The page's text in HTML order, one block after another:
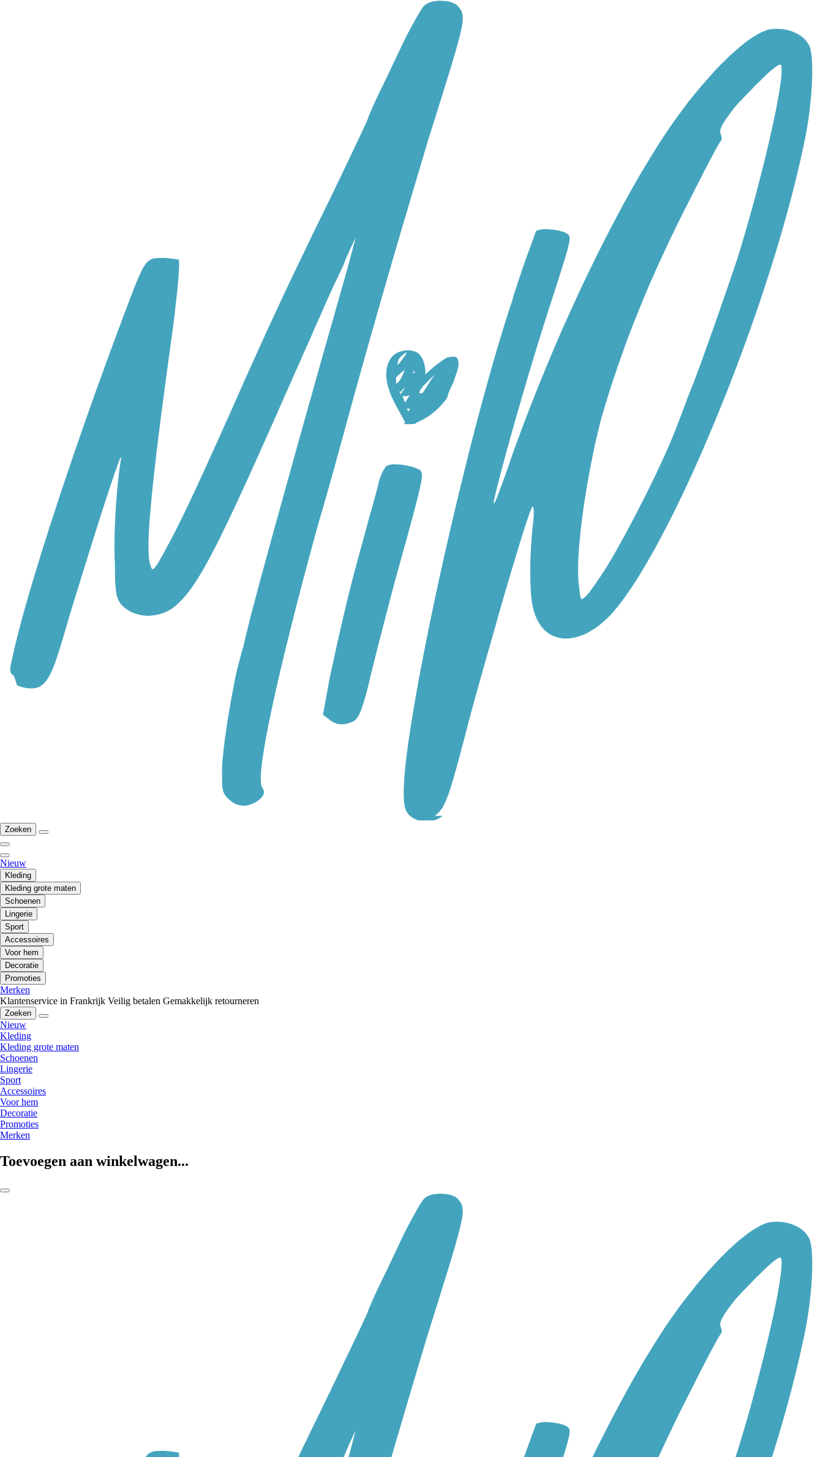
Zoeken
Nieuw
Kleding
Kleding grote maten
Schoenen
Lingerie
Sport
Accessoires
Voor hem
Decoratie
Promoties
Merken
Klantenservice in Frankrijk Veilig betalen Gemakkelijk retourneren
Zoeken
Nieuw
Kleding
Kleding grote maten
Schoenen
Lingerie
Sport
Accessoires
Voor hem
Decoratie
Promoties
Merken
Toevoegen aan winkelwagen...